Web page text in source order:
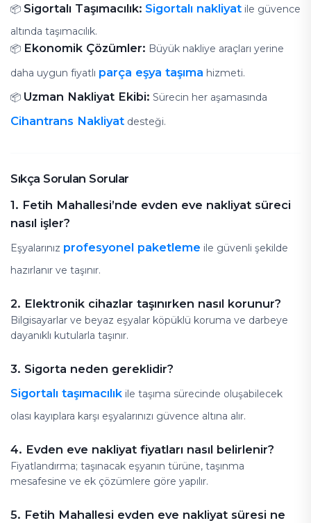
📦 Sigortalı Taşımacılık: Sigortalı nakliyat ile güvence
altında taşımacılık.
📦 Ekonomik Çözümler: Büyük nakliye araçları yerine
daha uygun fiyatlı parça eşya taşıma hizmeti.
📦 Uzman Nakliyat Ekibi: Sürecin her aşamasında
Cihantrans Nakliyat desteği.
Sıkça Sorulan Sorular
1. Fetih Mahallesi’nde evden eve nakliyat süreci
nasıl işler?
Eşyalarınız profesyonel paketleme ile güvenli şekilde
hazırlanır ve taşınır.
2. Elektronik cihazlar taşınırken nasıl korunur?
Bilgisayarlar ve beyaz eşyalar köpüklü koruma ve darbeye
dayanıklı kutularla taşınır.
3. Sigorta neden gereklidir?
Sigortalı taşımacılık ile taşıma sürecinde oluşabilecek
olası kayıplara karşı eşyalarınızı güvence altına alır.
4. Evden eve nakliyat fiyatları nasıl belirlenir?
Fiyatlandırma; taşınacak eşyanın türüne, taşınma
mesafesine ve ek çözümlere göre yapılır.
5. Fetih Mahallesi evden eve nakliyat süresi ne